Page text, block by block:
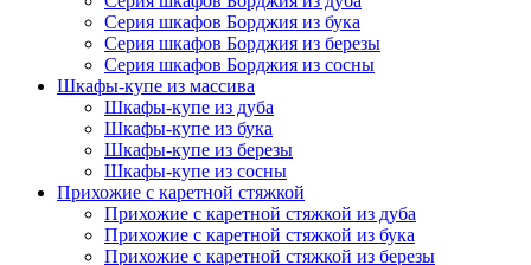
Серия шкафов Борджия из бука
Серия шкафов Борджия из березы
Серия шкафов Борджия из сосны
Шкафы-купе из массива
Шкафы-купе из дуба
Шкафы-купе из бука
Шкафы-купе из березы
Шкафы-купе из сосны
Прихожие с каретной стяжкой
Прихожие с каретной стяжкой из дуба
Прихожие с каретной стяжкой из бука
Прихожие с каретной стяжкой из березы